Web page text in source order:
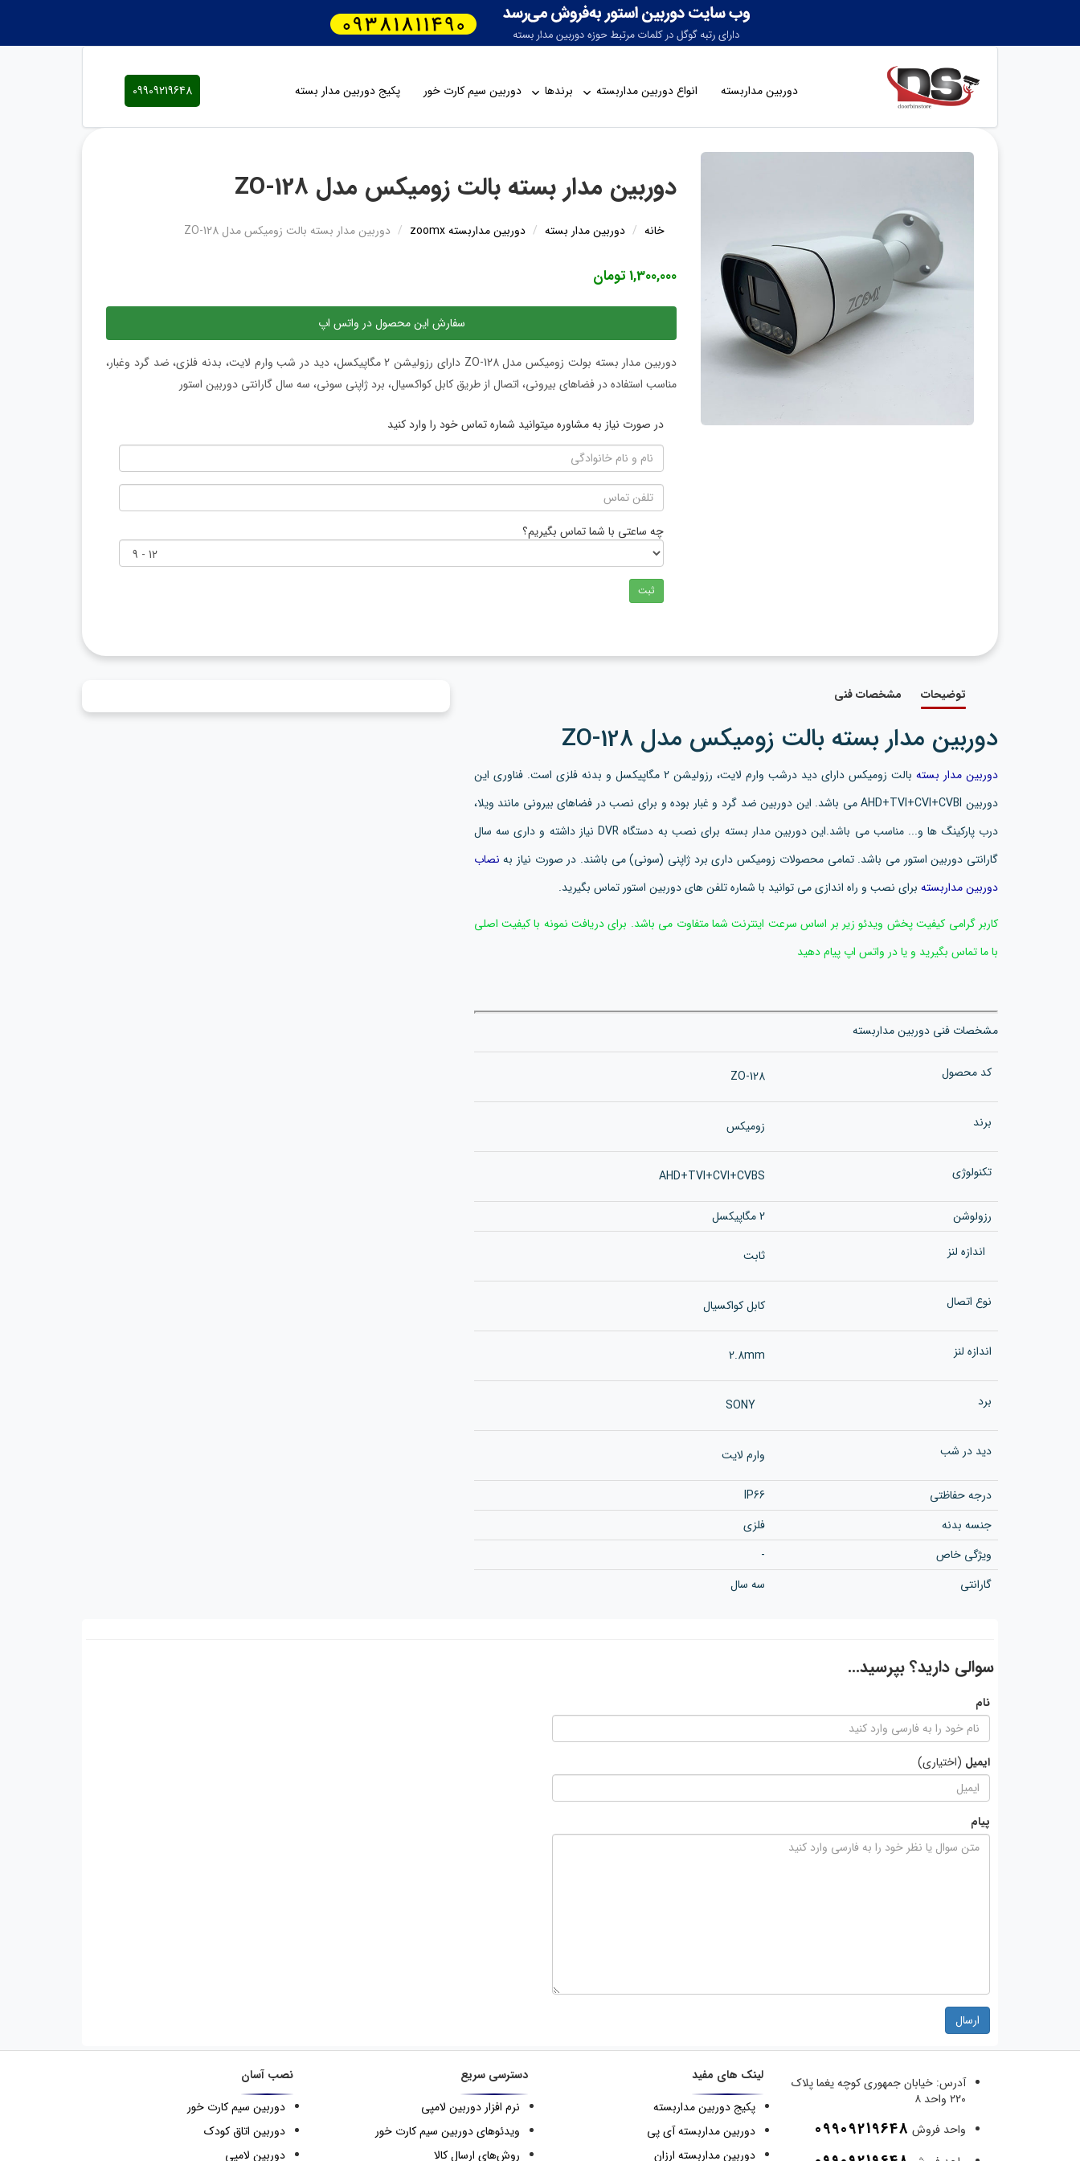
دوربین مداربسته انواع دوربین مداربسته برندها دوربین سیم کارت خور پکیج دوربین مدار بسته 09909219648
دوربین مدار بسته بالت زومیکس مدل ZO-128
خانه دوربین مدار بسته دوربین مداربسته zoomx دوربین مدار بسته بالت زومیکس مدل ZO-128
1,300,000 تومان
سفارش این محصول در واتس اپ
دوربین مدار بسته بولت زومیکس مدل ZO-128 دارای رزولیشن 2 مگاپیکسل، دید در شب وارم لایت، بدنه فلزی، ضد گرد وغبار،
مناسب استفاده در فضاهای بیرونی، اتصال از طریق کابل کواکسیال، برد ژاپنی سونی، سه سال گارانتی دوربین استور
در صورت نیاز به مشاوره میتوانید شماره تماس خود را وارد کنید
چه ساعتی با شما تماس بگیریم؟
ثبت
توضیحات مشخصات فنی
دوربین مدار بسته بالت زومیکس مدل ZO-128
دوربین مدار بسته
بالت زومیکس دارای دید درشب وارم لایت، رزولیشن 2 مگاپیکسل و بدنه فلزی است. فناوری این
دوربین AHD+TVI+CVI+CVBI می باشد. این دوربین ضد گرد و غبار بوده و برای نصب در فضاهای بیرونی مانند ویلا،
درب پارکینگ ها و... مناسب می باشد.این دوربین مدار بسته برای نصب به دستگاه DVR نیاز داشته و داری سه سال
گارانتی دوربین استور می باشد. تمامی محصولات زومیکس داری برد ژاپنی (سونی) می باشند. در صورت نیاز به نصاب
دوربین مداربسته برای نصب و راه اندازی می توانید با شماره تلفن های دوربین استور تماس بگیرید.
کاربر گرامی کیفیت پخش ویدئو زیر بر اساس سرعت اینترنت شما متفاوت می باشد. برای دریافت نمونه با کیفیت اصلی
با ما تماس بگیرید و یا در واتس اپ پیام دهید
مشخصات فنی دوربین مداربسته
کد محصول ZO-128
برند زومیکس
تکنولوژی AHD+TVI+CVI+CVBS
رزولوشن
2 مگاپیکسل
اندازه لنز
ثابت
نوع اتصال کابل کواکسیال
اندازه لنز 2.8mm
برد
دید در شب وارم لایت
درجه حفاظتی
IP66
جنسه بدنه
فلزی
ویژگی خاص
-
گارانتی
سه سال
سوالی دارید؟ بپرسید...
نام
ایمیل (اختیاری)
پیام
ارسال
آدرس: خیابان جمهوری کوچه یغما پلاک
۲۲۰ واحد ۸
واحد فروش 09909219648
لینک های مفید
پکیج دوربین مداربسته
دوربین مداربسته آی پی
دوربین مداربسته ارزان
دسترسی سریع
نرم افزار دوربین لامپی
ویدئوهای دوربین سیم کارت خور
روش‌های ارسال کالا
نصب آسان
دوربین سیم کارت خور
دوربین اتاق کودک
دوربین لامپی